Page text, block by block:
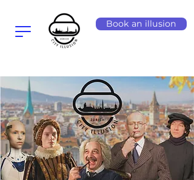
Book an illusion